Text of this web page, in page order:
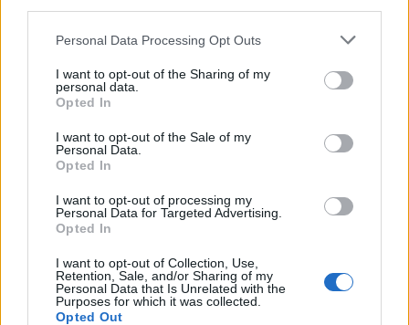
Personal Data Processing Opt Outs
I want to opt-out of the Sharing of my
personal data.
Opted In
I want to opt-out of the Sale of my
Personal Data.
Opted In
I want to opt-out of processing my
Personal Data for Targeted Advertising.
Opted In
I want to opt-out of Collection, Use,
Retention, Sale, and/or Sharing of my
Personal Data that Is Unrelated with the
Purposes for which it was collected.
Opted Out
ALEMANNO (AN) «L'inappellabile
condanna di un dittatore
sanguinario non può giustificare
la pagina terribile ...
TORINO — «Sembra che ci
dobbiamo giustificare come se si
fosse sotto processo perchè per
07/03/2004